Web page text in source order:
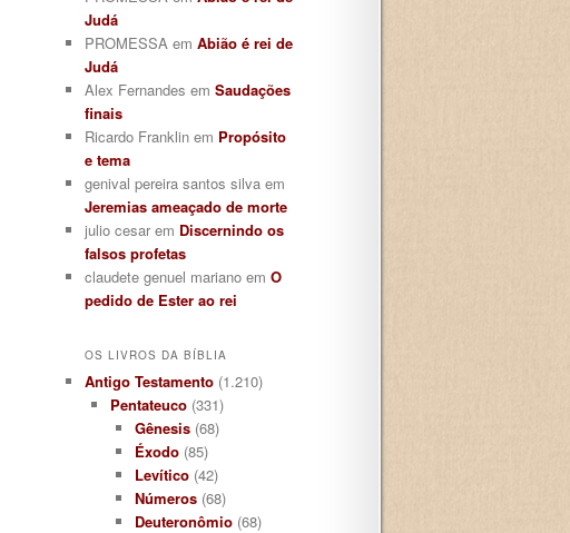
Judá
PROMESSA em Abião é rei de
Judá
Alex Fernandes em Saudações
finais
Ricardo Franklin em Propósito
e tema
genival pereira santos silva em
Jeremias ameaçado de morte
julio cesar em Discernindo os
falsos profetas
claudete genuel mariano em O
pedido de Ester ao rei
OS LIVROS DA BÍBLIA
Antigo Testamento (1.210)
Pentateuco(331)
Gênesis (68)
Éxodo (85)
Levítico (42)
Números (68)
Deuteronômio (68)